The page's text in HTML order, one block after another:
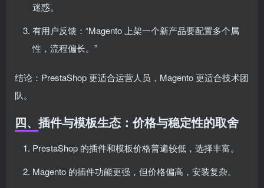
迷惑。
有用户反馈：“Magento 上架一个新产品要配置多个属
性，流程偏长。”
结论：PrestaShop 更适合运营人员，Magento 更适合技术团
队。
四、插件与模板生态：价格与稳定性的取舍
PrestaShop 的插件和模板价格普遍较低，选择丰富。
Magento 的插件功能更强，但价格偏高，安装复杂。